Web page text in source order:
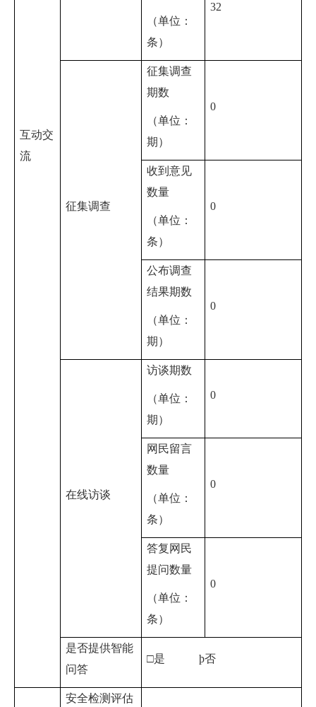
互动交
流
（单位：
条）
32
征集调查
征集调查
期数
（单位：
期）
0
收到意见
数量
（单位：
条）
0
公布调查
结果期数
（单位：
期）
0
在线访谈
访谈期数
（单位：
期）
0
网民留言
数量
（单位：
条）
0
答复网民
提问数量
（单位：
条）
0
是否提供智能
问答
□是 þ否
安全检测评估